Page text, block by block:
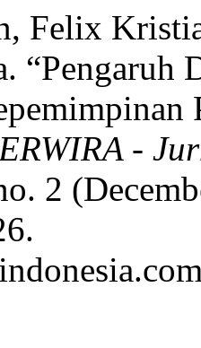
Felix
“Pengaruh
-
2